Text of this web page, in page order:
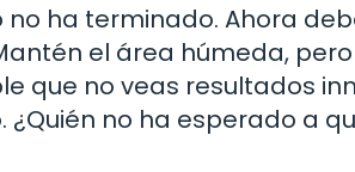
ha terminado. Ahora
el área húmeda,
que no veas resultados
no ha esperado a